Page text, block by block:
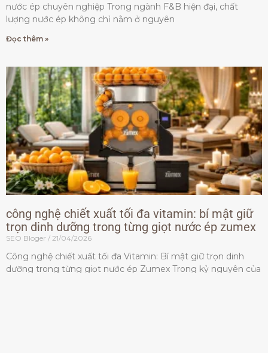
nước ép chuyên nghiệp Trong ngành F&B hiện đại, chất
lượng nước ép không chỉ nằm ở nguyên
Đọc thêm »
công nghệ chiết xuất tối đa vitamin: bí mật giữ
trọn dinh dưỡng trong từng giọt nước ép zumex
SEO Bloger 21/04/2026
Công nghệ chiết xuất tối đa Vitamin: Bí mật giữ trọn dinh
dưỡng trong từng giọt nước ép Zumex Trong kỷ nguyên của